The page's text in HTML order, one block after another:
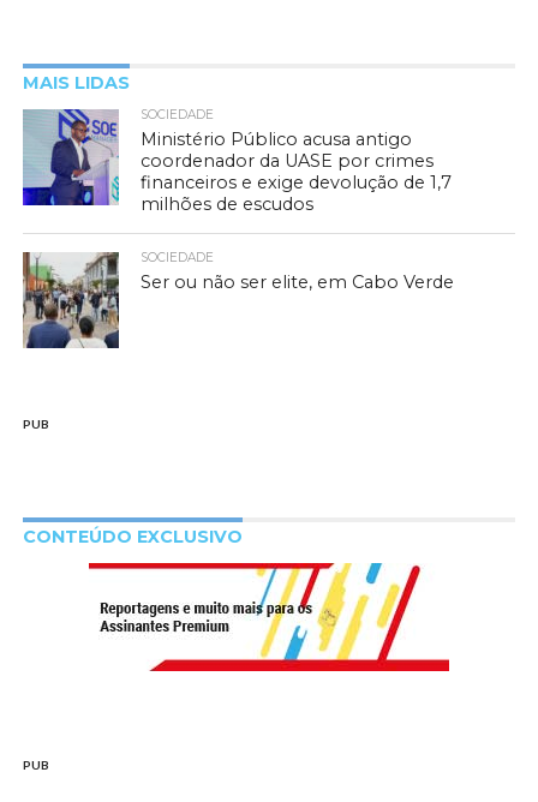
MAIS LIDAS
SOCIEDADE
Ministério Público acusa antigo
coordenador da UASE por crimes
financeiros e exige devolução de 1,7
milhões de escudos
SOCIEDADE
Ser ou não ser elite, em Cabo Verde
PUB
CONTEÚDO EXCLUSIVO
PUB